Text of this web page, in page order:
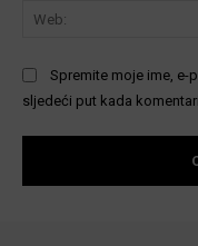
Spremite moje ime, e-
sljedeći put kada